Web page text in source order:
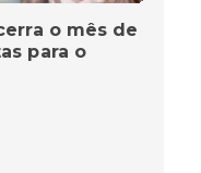
o mês de
para o